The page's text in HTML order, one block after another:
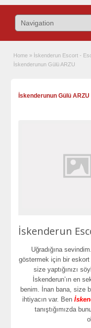
Home » İskenderun Escort -
İskenderunun Gülü ARZU
İskenderunun Gülü ARZU
İskenderun
Uğradığına
göstermek için bir
size yaptığınızı
İskenderun’ın en
benim. İnan bana, size
ihtiyacın var. Ben
tanıştığımızda